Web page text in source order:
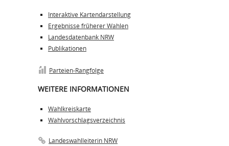
Interaktive Kartendarstellung
Ergebnisse früherer Wahlen
Landesdatenbank NRW
Publikationen
Parteien-Rangfolge
WEITERE INFORMATIONEN
Wahlkreiskarte
Wahlvorschlagsverzeichnis
Landeswahlleiterin NRW